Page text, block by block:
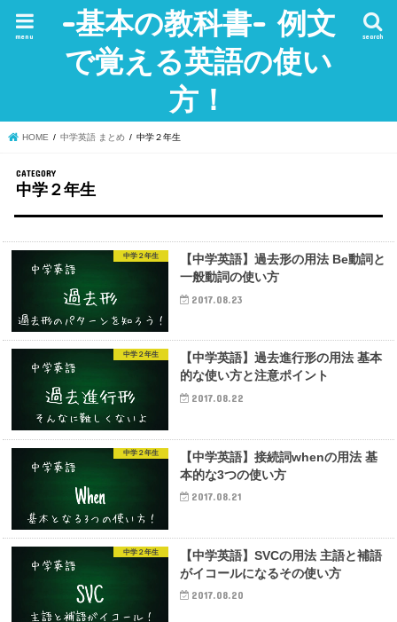
-基本の教科書- 例文
で覚える英語の使い
方！
search
menu
HOME 中学英語 まとめ 中学２年生
中学２年生
中学２年生
【中学英語】過去形の用法 Be動詞と
一般動詞の使い方
2017.08.23
中学２年生
【中学英語】過去進行形の用法 基本
的な使い方と注意ポイント
2017.08.22
中学２年生
【中学英語】接続詞whenの用法 基
本的な3つの使い方
2017.08.21
中学２年生
【中学英語】SVCの用法 主語と補語
がイコールになるその使い方
2017.08.20